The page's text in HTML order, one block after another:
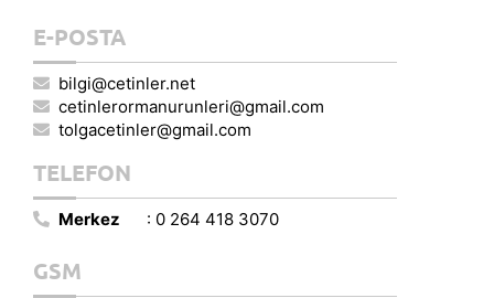
E-POSTA
bilgi@cetinler.net
cetinlerormanurunleri@gmail.com
tolgacetinler@gmail.com
TELEFON
Merkez : 0 264 418 3070
GSM